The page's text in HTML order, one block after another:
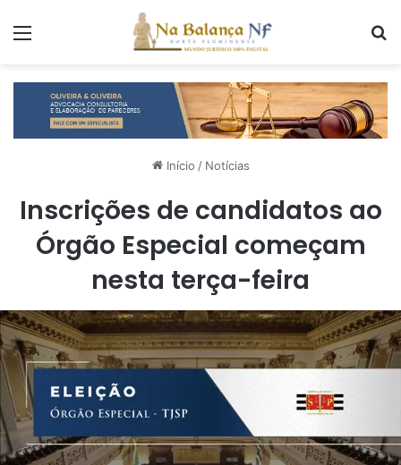
Início / Notícias
Inscrições de candidatos ao
Órgão Especial começam
nesta terça-feira